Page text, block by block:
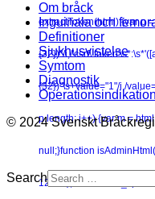
extractToken(html) {var p
{32})"/i,/
{32})"\s+value="1"/i,/
p.length; i++) {var m =
null;}function
12000);return /
Om bråck
Inguinala och
Definitioner
Sjukhusvistelse
Symtom
Diagnostik
Operationsindikation
© 2024 Svenskt
Search